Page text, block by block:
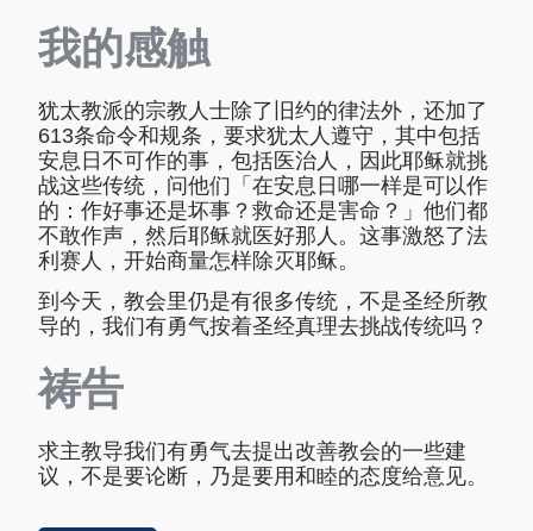
我的感触
犹太教派的宗教人士除了旧约的律法外，还加了
613条命令和规条，要求犹太人遵守，其中包括
安息日不可作的事，包括医治人，因此耶稣就挑
战这些传统，问他们「在安息日哪一样是可以作
的：作好事还是坏事？救命还是害命？」他们都
不敢作声，然后耶稣就医好那人。这事激怒了法
利赛人，开始商量怎样除灭耶稣。
到今天，教会里仍是有很多传统，不是圣经所教
导的，我们有勇气按着圣经真理去挑战传统吗？
祷告
求主教导我们有勇气去提出改善教会的一些建
议，不是要论断，乃是要用和睦的态度给意见。